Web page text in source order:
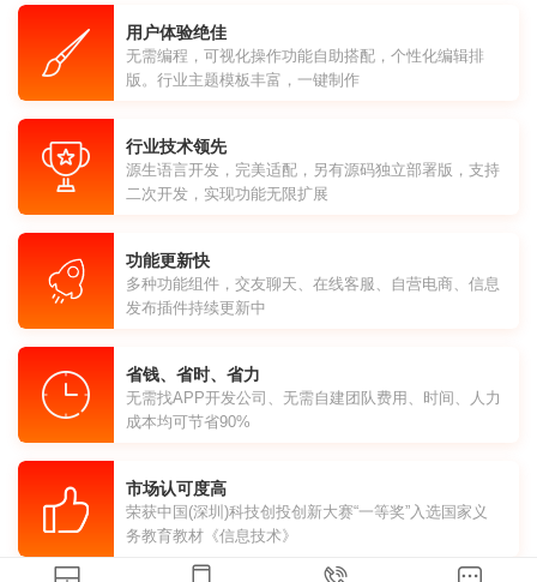
用户体验绝佳
无需编程，可视化操作功能自助搭配，个性化编辑排
版。行业主题模板丰富，一键制作
行业技术领先
源生语言开发，完美适配，另有源码独立部署版，支持
二次开发，实现功能无限扩展
功能更新快
多种功能组件，交友聊天、在线客服、自营电商、信息
发布插件持续更新中
省钱、省时、省力
无需找APP开发公司、无需自建团队费用、时间、人力
成本均可节省90%
市场认可度高
荣获中国(深圳)科技创投创新大赛“一等奖”入选国家义
务教育教材《信息技术》